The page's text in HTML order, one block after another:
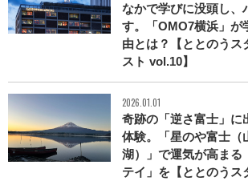
なかで学びに没頭し、
す。「OMO7横浜」が
由とは？【ととのうス
スト vol.10】
2026.01.01
奇跡の「逆さ富士」に
体験。「星のや富士（
湖）」で運気が高まる
テイ」を【ととのうス